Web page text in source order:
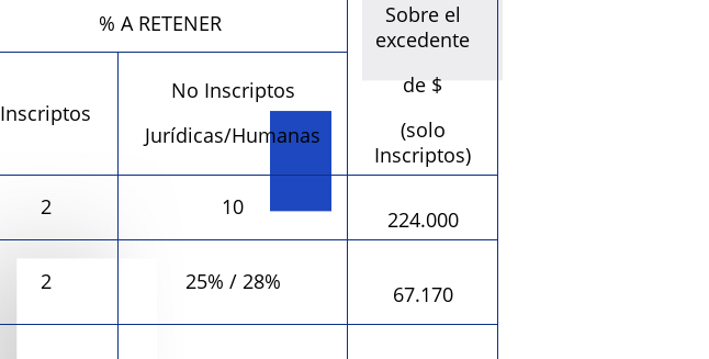
% A RETENER
Sobre el
excedente
de $
(solo
Inscriptos)
Inscriptos
No Inscriptos
Jurídicas/Humanas
2 10
224.000
2
25% / 28% 67.170